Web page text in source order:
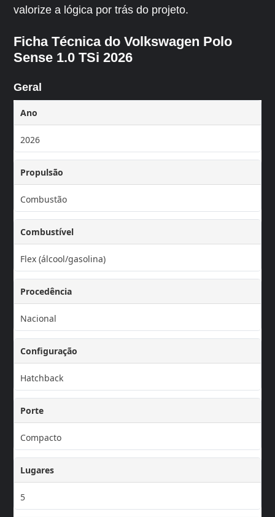
valorize a lógica por trás do projeto.
Ficha Técnica do Volkswagen Polo
Sense 1.0 TSi 2026
Geral
Ano
2026
Propulsão
Combustão
Combustível
Flex (álcool/gasolina)
Procedência
Nacional
Configuração
Hatchback
Porte
Compacto
Lugares
5